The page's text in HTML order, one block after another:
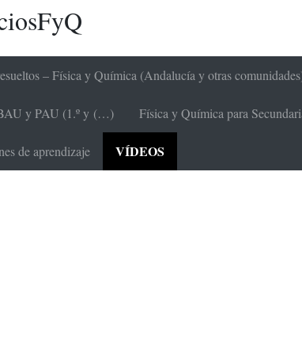
– Física y Química (Andalucía y otras
y PAU (1.º y (…) Física y Química para
de aprendizaje VÍDEOS